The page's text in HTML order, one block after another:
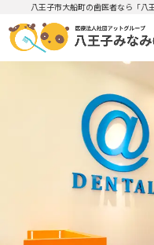
八王子市大船町の歯医者なら「八